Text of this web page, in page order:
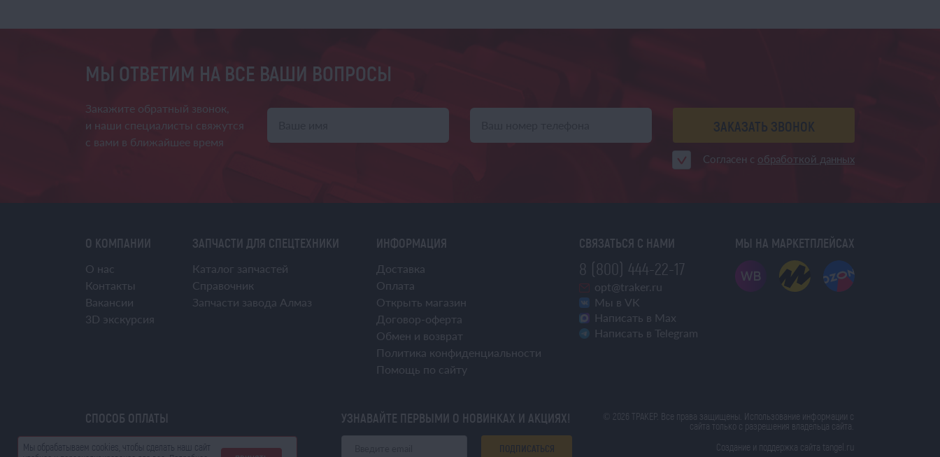
МЫ ОТВЕТИМ НА ВСЕ ВАШИ ВОПРОСЫ
Закажите обратный звонок,
и наши специалисты свяжутся
с вами в ближайшее время
ЗАКАЗАТЬ ЗВОНОК
Согласен с обработкой данных
О КОМПАНИИ
О нас
Контакты
Вакансии
3D экскурсия
ЗАПЧАСТИ ДЛЯ СПЕЦТЕХНИКИ
Каталог запчастей
Справочник
Запчасти завода Алмаз
ИНФОРМАЦИЯ
Доставка
Оплата
Открыть магазин
Договор-оферта
Обмен и возврат
Политика конфиденциальности
Помощь по сайту
СВЯЗАТЬСЯ С НАМИ
8 (800) 444-22-17
opt@traker.ru
Мы в VK
Написать в Max
Написать в Telegram
МЫ НА МАРКЕТПЛЕЙСАХ
СПОСОБ ОПЛАТЫ УЗНАВАЙТЕ ПЕРВЫМИ О НОВИНКАХ И АКЦИЯХ!
ПОДПИСАТЬСЯ
© 2026 ТРАКЕР. Все права защищены. Использование информации с
сайта только с разрешения владельца сайта.
Создание и поддержка сайта tangel.ru
Мы обрабатываем cookies, чтобы сделать наш сайт